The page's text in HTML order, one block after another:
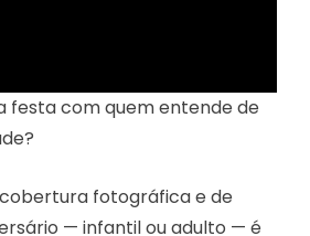
festa com quem entende de
cobertura fotográfica e de
— infantil ou adulto — é